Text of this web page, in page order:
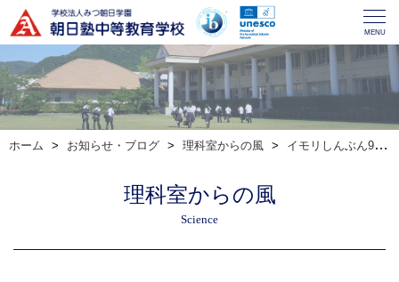
MENU
ホーム お知らせ・ブログ 理科室からの風 イモリしんぶん96号 生き物ってどうやって数えるの？
理科室からの風
Science